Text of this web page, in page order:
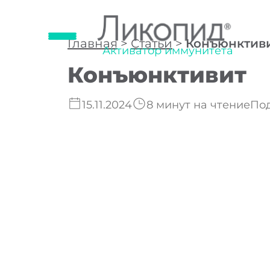
Активатор иммунитета
Главная> Статьи>
Конъюнктивит
15.11.2024 8 минут на чтение